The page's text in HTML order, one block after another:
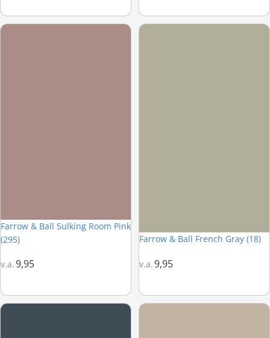
Farrow & Ball Sulking Room Pink (295)
Farrow & Ball Sulking Room Pink
(295)
v.a.9,95
Farrow & Ball French Gray (18)
Farrow & Ball French Gray (18)
v.a.9,95
Farrow & Ball Hague Blue (30) Farrow & Ball Jitney (293)